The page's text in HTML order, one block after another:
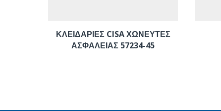
ΚΛΕΙΔΑΡΙΕΣ CISA ΧΩΝΕΥΤΕΣ
ΑΣΦΑΛΕΙΑΣ 57234-45